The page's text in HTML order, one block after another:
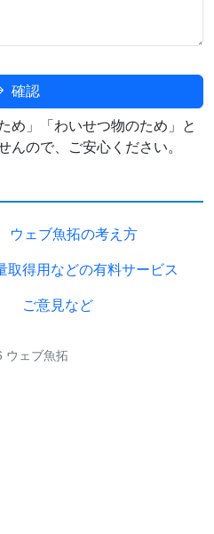
確認
め」「わいせつ物のため」と
んので、ご安心ください。
ウェブ魚拓の考え方
取得用などの有料サービス
ご意見など
ウェブ魚拓